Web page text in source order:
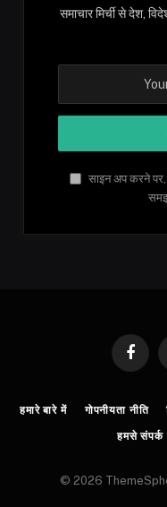
समाचार मिर्ची से देश,
साइन अप करने पर,
हमारे बारे में गोपनीयता नीति
हमसे संपर्क
© 2026